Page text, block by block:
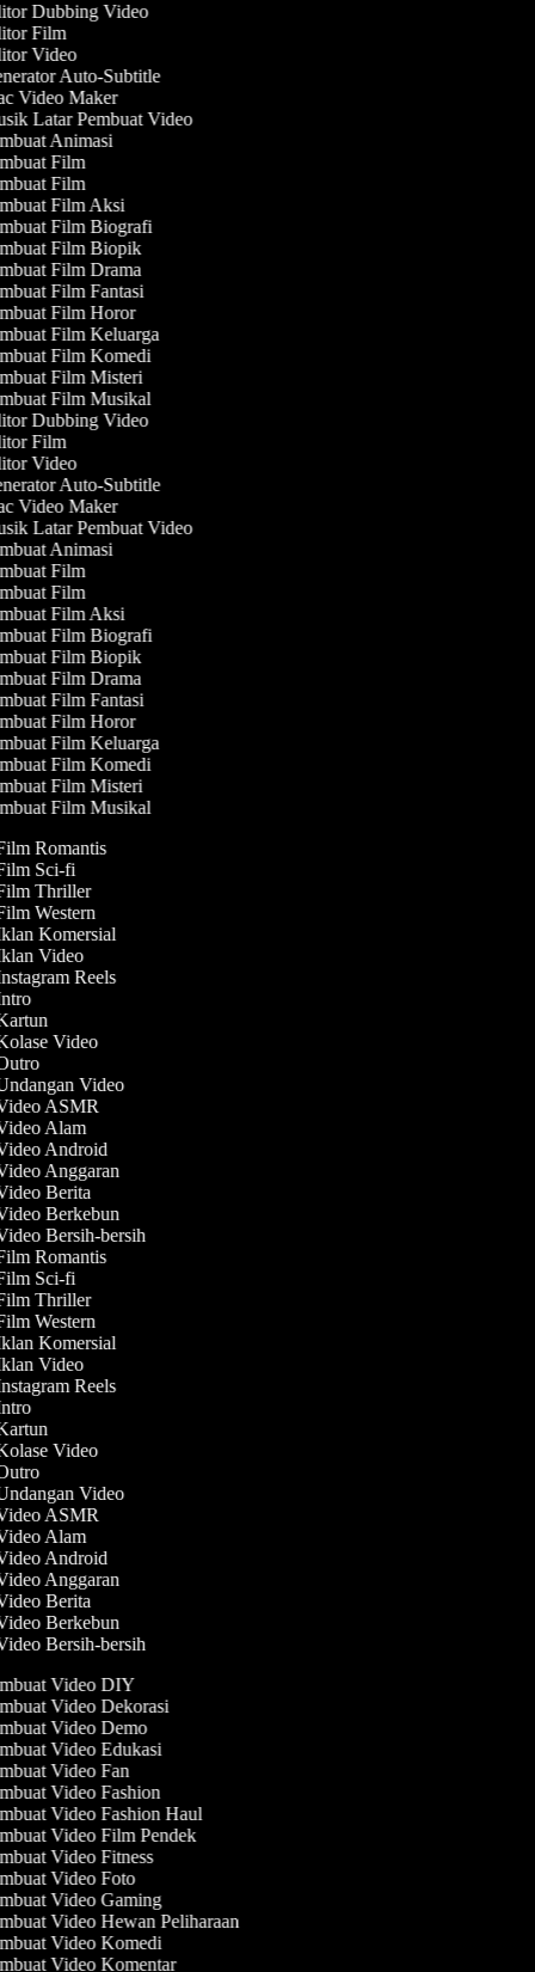
Dubbing Video
Film
Video
Auto-Subtitle
Video Maker
Latar Pembuat Video
Animasi
Film
Film
Film Aksi
Film Biografi
Film Biopik
Film Drama
Film Fantasi
Film Horor
Film Keluarga
Film Komedi
Film Misteri
Film Musikal
Dubbing Video
Film
Video
Auto-Subtitle
Video Maker
Latar Pembuat Video
Animasi
Film
Film
Film Aksi
Film Biografi
Film Biopik
Film Drama
Film Fantasi
Film Horor
Film Keluarga
Film Komedi
Film Misteri
Film Musikal
Romantis
Sci-fi
Film Thriller
Western
Komersial
Video
Reels
Video
Video
ASMR
Alam
Android
Anggaran
Berita
Berkebun
Bersih-bersih
Romantis
Sci-fi
Film Thriller
Western
Komersial
Video
Reels
Video
Video
ASMR
Alam
Android
Anggaran
Berita
Berkebun
Bersih-bersih
Video DIY
Video Dekorasi
Video Demo
Video Edukasi
Video Fan
Video Fashion
Video Fashion Haul
Video Film Pendek
Video Fitness
Video Foto
Video Gaming
Video Hewan Peliharaan
Video Komedi
Video Komentar